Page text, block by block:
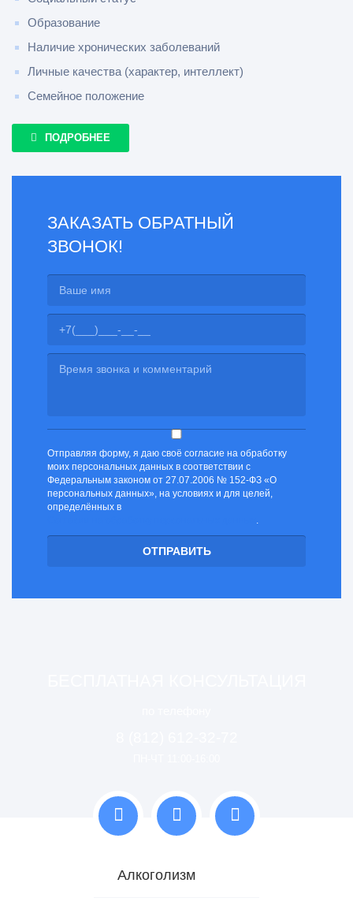
Образование
Наличие хронических заболеваний
Личные качества (характер, интеллект)
Семейное положение
ПОДРОБНЕЕ
ЗАКАЗАТЬ ОБРАТНЫЙ
ЗВОНОК!
Отправляя форму, я даю своё согласие на обработку
моих персональных данных в соответствии с
Федеральным законом от 27.07.2006 № 152-ФЗ «О
персональных данных», на условиях и для целей,
определённых в
Алкоголизм